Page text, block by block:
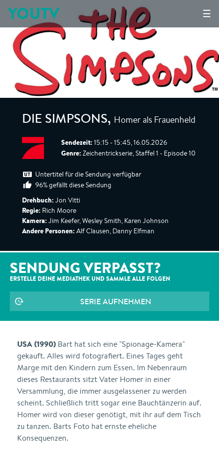
☰
YOUTV
DIE SIMPSONS, Homer als Frauenheld
Sendezeit: 15:15 - 15:45, 16.05.2026
Genre: Zeichentrickserie, Staffel 1 - Episode 10
Untertitel für die Sendung verfügbar
96% gefällt diese Sendung
Drehbuch: Jon Vitti
Regie: Rich Moore
Kamera: Jim Keefer, Wesley Smith, Karen Johnson
Andere Personen: Alf Clausen, Danny Elfman
SENDUNG VERPASST?
ERSTELLE DEINE MEDIATHEK UND SAMMLE ALLE FOLGEN
SERIE AUFNEHMEN
USA (1990) Bart hat sich eine "Spionage-Kamera"
gekauft. Alles wird fotografiert. Eines Tages geht
Marge mit den Kindern zum Essen. Im Nebenraum
dieses Restaurants sitzt Vater Homer in einer
Versammlung, die immer ausgelassener zu werden
scheint. Schließlich tritt sogar eine Bauchtänzerin auf.
Homer wird von dieser genötigt, mit ihr auf dem Tisch
zu tanzen. Barts Foto hat ernste eheliche
Konsequenzen.